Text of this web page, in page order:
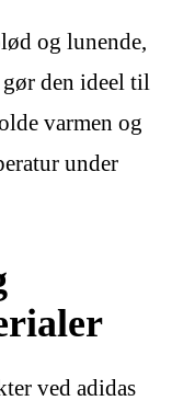
og lunende,
den ideel til
varmen og
under
ved adidas